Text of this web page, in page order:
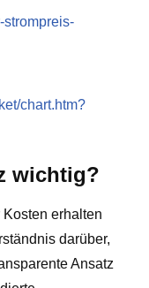
strompreis-
chart.htm?
wichtig?
erhalten
darüber,
Ansatz